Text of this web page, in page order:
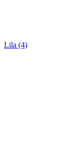
Lila (4)